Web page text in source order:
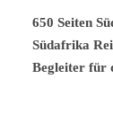
650 Seiten
Südafrika
Begleiter für